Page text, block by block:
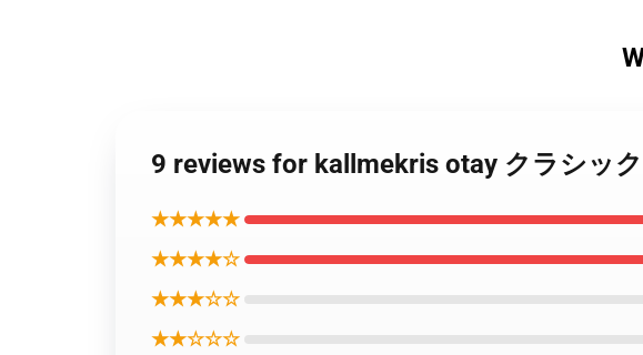
9 reviews for kallmekris otay クラシッ
★★★★★
★★★★☆
★★★☆☆
★★☆☆☆